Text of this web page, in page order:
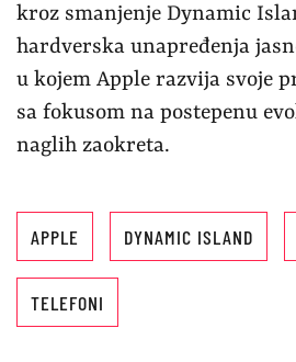
kroz smanjenje Dynamic
hardverska unapređenja
u kojem Apple razvija svoje
sa fokusom na postepenu
naglih zaokreta.
APPLE DYNAMIC ISLAND
TELEFONI